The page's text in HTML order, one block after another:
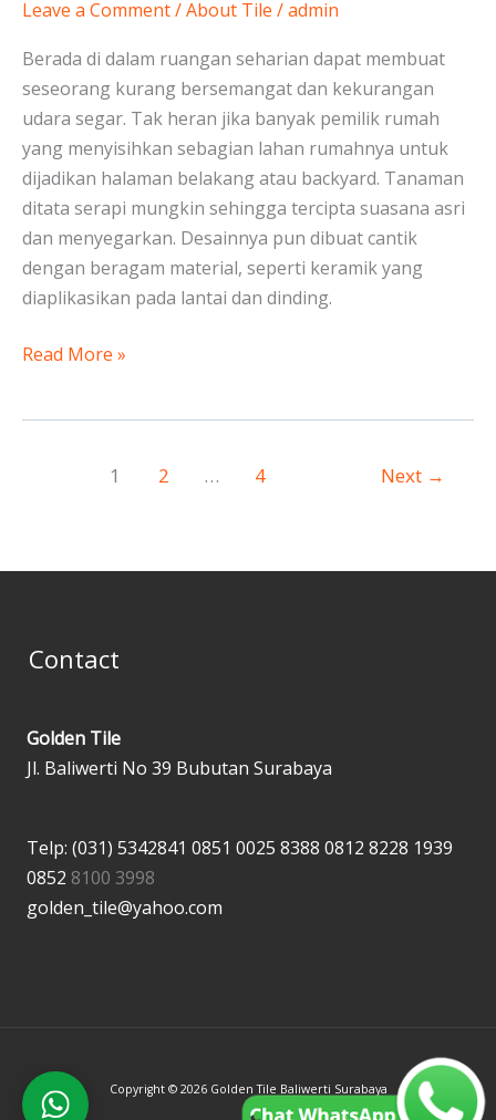
Leave a Comment/About Tile /admin
Berada di dalam ruangan seharian dapat membuat
seseorang kurang bersemangat dan kekurangan
udara segar. Tak heran jika banyak pemilik rumah
yang menyisihkan sebagian lahan rumahnya untuk
dijadikan halaman belakang atau backyard. Tanaman
ditata serapi mungkin sehingga tercipta suasana asri
dan menyegarkan. Desainnya pun dibuat cantik
dengan beragam material, seperti keramik yang
diaplikasikan pada lantai dan dinding.
Read More »
1 2 … 4 Next →
Contact
Golden Tile
Jl. Baliwerti No 39 Bubutan Surabaya
Telp: (031) 5342841 0851 0025 8388 0812 8228 1939
0852 8100 3998
golden_tile@yahoo.com
Copyright © 2026 Golden Tile Baliwerti Surabaya